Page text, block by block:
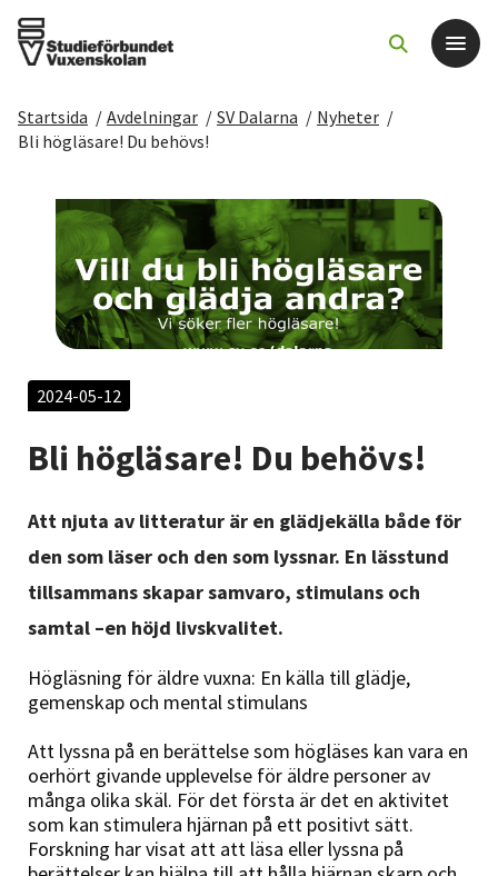
Det här gör vi
För dig som
Sök kurser och evenemang
Om SV
Starta studiecirkel
Cirkelledare
Nyheter
Avdelningar
Lyssna
Startsida / Avdelningar / SV Dalarna / Nyheter /
Bli högläsare! Du behövs!
2024-05-12
Bli högläsare! Du behövs!
Att njuta av litteratur är en glädjekälla både för
den som läser och den som lyssnar. En lässtund
tillsammans skapar samvaro, stimulans och
samtal –en höjd livskvalitet.
Högläsning för äldre vuxna: En källa till glädje,
gemenskap och mental stimulans
Att lyssna på en berättelse som högläses kan vara en
oerhört givande upplevelse för äldre personer av
många olika skäl. För det första är det en aktivitet
som kan stimulera hjärnan på ett positivt sätt.
Forskning har visat att att läsa eller lyssna på